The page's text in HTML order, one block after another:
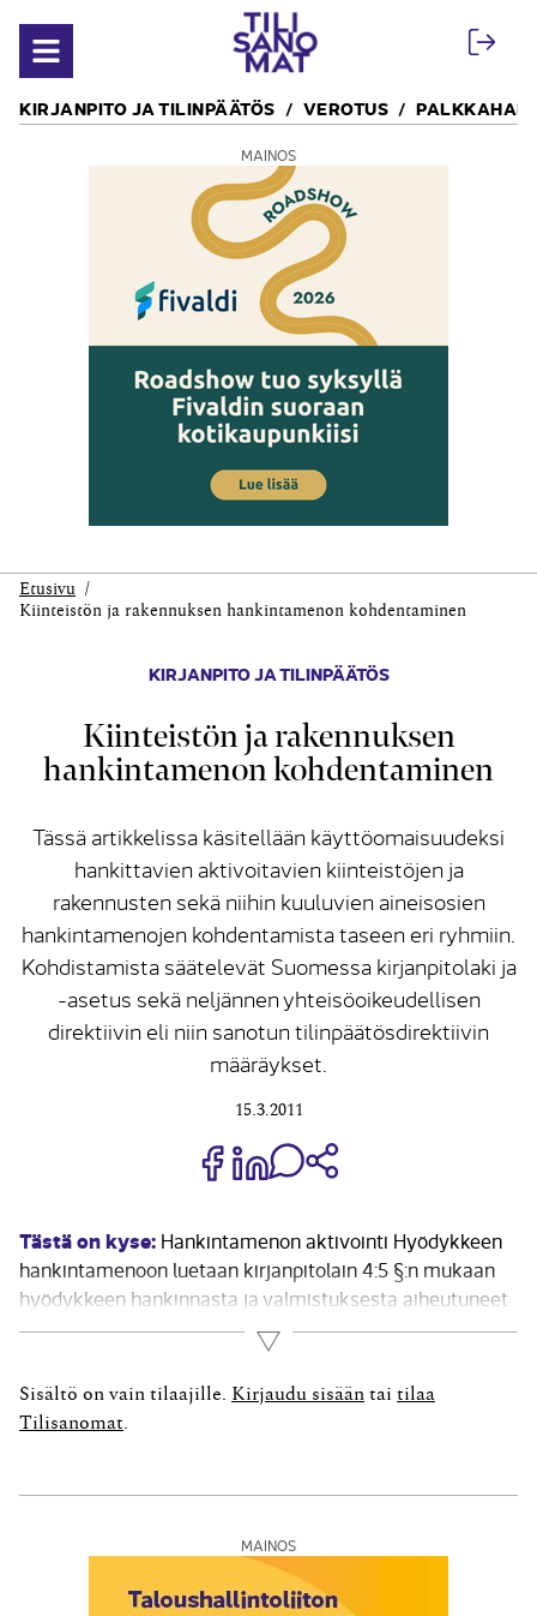
Avaa valikko
KIRJANPITO JA TILINPÄÄTÖS VEROTUS
MAINOS
Etusivu
Kiinteistön ja rakennuksen hankintamenon kohdentaminen
KIRJANPITO JA TILINPÄÄTÖS
Kiinteistön ja rakennuksen
hankintamenon kohdentaminen
Tässä artikkelissa käsitellään käyttöomaisuudeksi
hankittavien aktivoitavien kiinteistöjen ja
rakennusten sekä niihin kuuluvien aineisosien
hankintamenojen kohdentamista taseen eri ryhmiin.
Kohdistamista säätelevät Suomessa kirjanpitolaki ja
-asetus sekä neljännen yhteisöoikeudellisen
direktiivin eli niin sanotun tilinpäätösdirektiivin
määräykset.
15.3.2011
Jaa Share on Facebook
Jaa Share on LinkedIn
Jaa WhatsApp-viestinä
Tästä on kyse: Hankintamenon aktivointi Hyödykkeen
hankintamenoon luetaan kirjanpitolain 4:5 §:n mukaan
hyödykkeen hankinnasta ja valmistuksesta aiheutuneet
muuttuvat menot. Valmiina ostetun hyödykkeen
hankintameno saadaan yleensä lisäämällä ostohintaan
muut mahdolliset hankinnasta johtuvat välittömät
menot. Hankintameno voi perustua myös
Lue lisää
Sisältö on vain tilaajille. Kirjaudu sisään tai tilaa
Tilisanomat
MAINOS